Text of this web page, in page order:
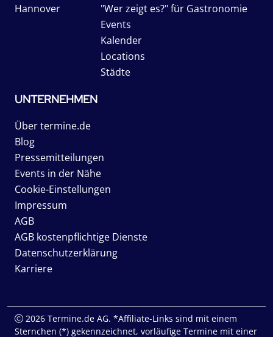
Hannover
"Wer zeigt es?" für Gastronomie
Events
Kalender
Locations
Städte
UNTERNEHMEN
Über termine.de
Blog
Pressemitteilungen
Events in der Nähe
Cookie-Einstellungen
Impressum
AGB
AGB kostenpflichtige Dienste
Datenschutzerklärung
Karriere
2026 Termine.de AG. *Affiliate-Links sind mit einem
Sternchen (*) gekennzeichnet, vorläufige Termine mit einer